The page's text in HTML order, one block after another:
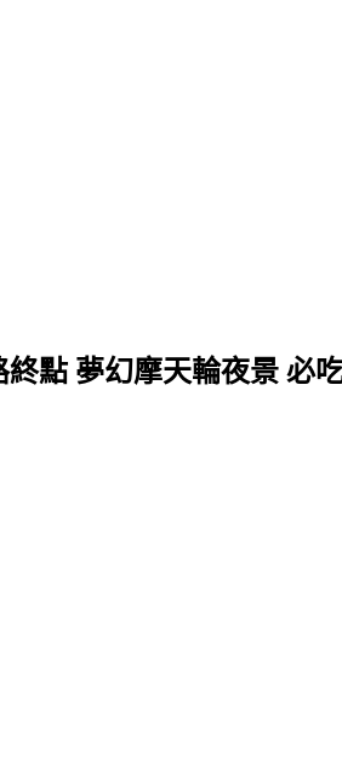
終點 夢幻摩天輪夜景